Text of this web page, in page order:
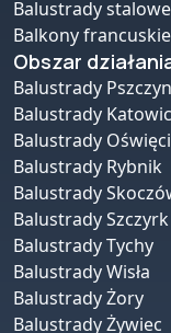
Balustrady
Balkony francuskie
Obszar
Balustrady
Balustrady
Balustrady
Balustrady Rybnik
Balustrady
Balustrady Szczyrk
Balustrady Tychy
Balustrady Wisła
Balustrady Żory
Balustrady Żywiec